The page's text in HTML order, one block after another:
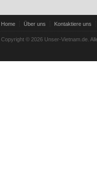
Home Über uns Kontaktiere uns
Copyright © 2026 Unser-Vietnam.de.